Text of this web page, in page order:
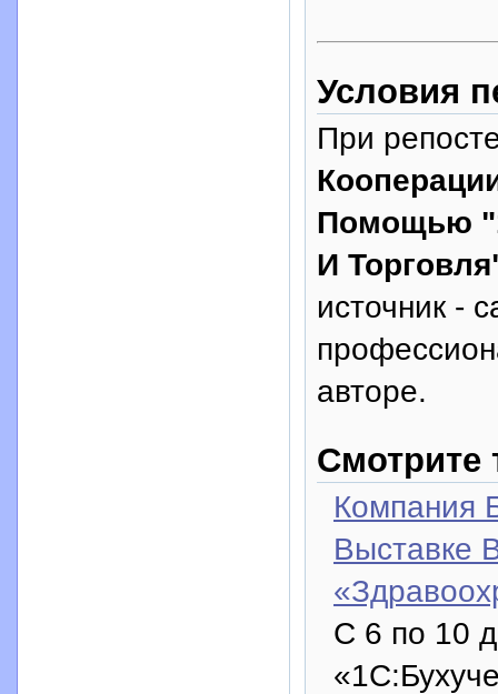
Условия
При
Помощью
И
источник -
авторе.
Смотрите
Компания
Выставке
С 6 по 10